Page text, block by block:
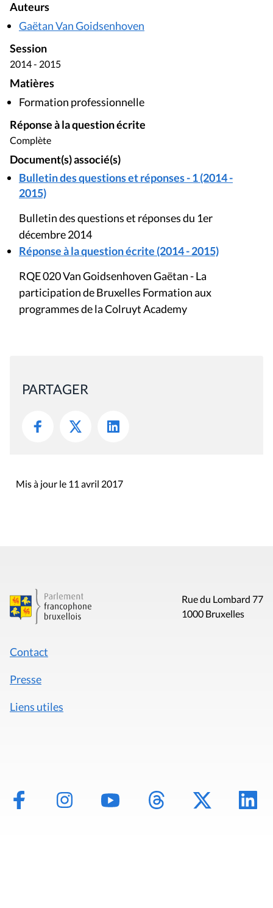
Auteurs
Gaëtan Van Goidsenhoven
Session
2014 - 2015
Matières
Formation professionnelle
Réponse à la question écrite
Complète
Document(s) associé(s)
Bulletin des questions et réponses - 1 (2014 -
2015)
Bulletin des questions et réponses du 1er
décembre 2014
Réponse à la question écrite (2014 - 2015)
RQE 020 Van Goidsenhoven Gaëtan - La
participation de Bruxelles Formation aux
programmes de la Colruyt Academy
PARTAGER
Mis à jour le 11 avril 2017
Rue du Lombard 77
1000 Bruxelles
Contact
Presse
Liens utiles